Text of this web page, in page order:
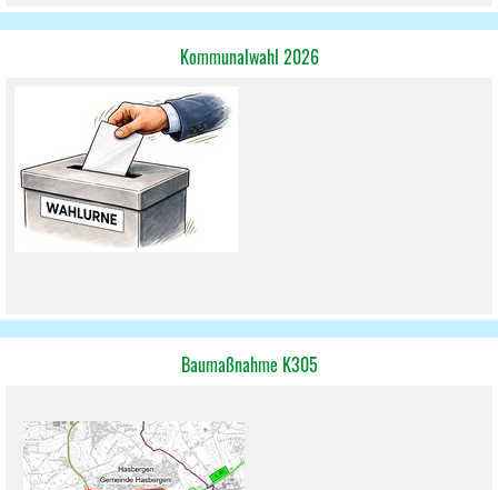
Kommunalwahl 2026
Baumaßnahme K305